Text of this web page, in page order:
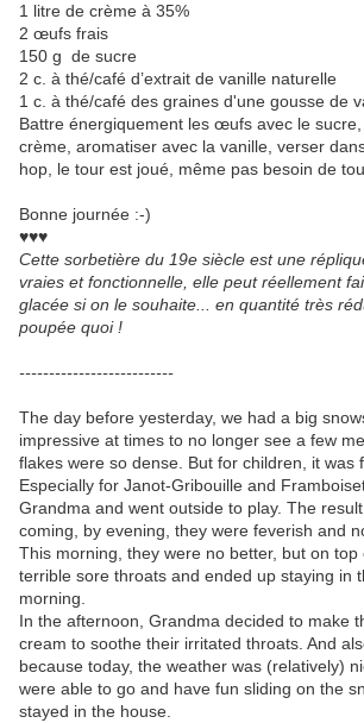
1 litre de crème à 35%
2 œufs frais
150 g de sucre
2 c. à thé/café d’extrait de vanille naturelle
1 c. à thé/café des graines d'une gousse de
Battre énergiquement les œufs avec le
crème, aromatiser avec la vanille, verser
hop, le tour est joué, même pas besoin de
Bonne journée :-)
♥♥♥
Cette sorbetière du 19e siècle est une
vraies et fonctionnelle, elle peut réellement
glacée si on le souhaite... en quantité très
poupée quoi !
--------------------------
The day before yesterday, we had a big
impressive at times to no longer see a few
flakes were so dense. But for children, it was
Especially for Janot-Gribouille and
Grandma and went outside to play. The
coming, by evening, they were feverish and
This morning, they were no better, but on top
terrible sore throats and ended up staying in
morning.
In the afternoon, Grandma decided to make
cream to soothe their irritated throats. And
because today, the weather was (relatively)
were able to go and have fun sliding on the
stayed in the house.